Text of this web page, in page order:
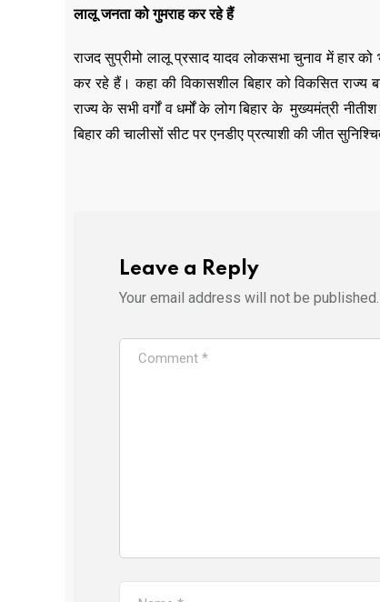
लालू जनता को गुमराह कर रहे हैं
राजद सुप्रीमो लालू प्रसाद यादव लोकसभा चुनाव में हार
कर रहे हैं। कहा की विकासशील बिहार को विकसित राज्य
राज्य के सभी वर्गों व धर्मों के लोग बिहार के मुख्यमंत्री
बिहार की चालीसों सीट पर एनडीए प्रत्याशी की जीत
Leave a Reply
Your email address will not be published.